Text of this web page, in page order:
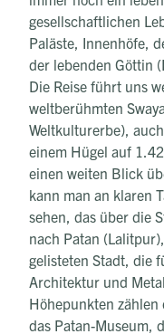
gesellschaftlichen
Paläste, Innenhöfe,
der lebenden Göttin
Die Reise führt uns
weltberühmten
Weltkulturerbe),
einem Hügel auf
einen weiten Blick
kann man an klaren
sehen, das über die
nach Patan
gelisteten Stadt, die
Architektur und
Höhepunkten
das Patan-Museum,